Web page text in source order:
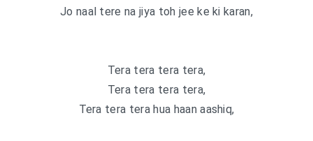
Jo naal tere na jiya toh jee ke ki karan,
Tera tera tera tera,
Tera tera tera tera,
Tera tera tera hua haan aashiq,